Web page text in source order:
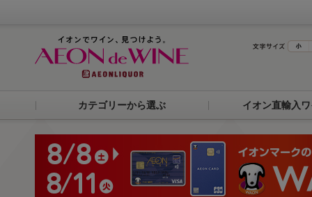
カテゴリーから選ぶ イオン直輸入